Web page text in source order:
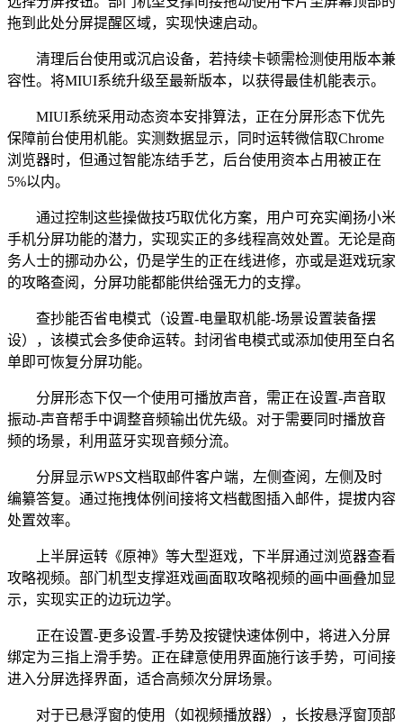
拖到此处分屏提醒区域，实现快速启动。
清理后台使用或沉启设备，若持续卡顿需检测使用版本兼
容性。将MIUI系统升级至最新版本，以获得最佳机能表示。
MIUI系统采用动态资本安排算法，正在分屏形态下优先
保障前台使用机能。实测数据显示，同时运转微信取Chrome
浏览器时，但通过智能冻结手艺，后台使用资本占用被正在
5%以内。
通过控制这些操做技巧取优化方案，用户可充实阐扬小米
手机分屏功能的潜力，实现实正的多线程高效处置。无论是商
务人士的挪动办公，仍是学生的正在线进修，亦或是逛戏玩家
的攻略查阅，分屏功能都能供给强无力的支撑。
查抄能否省电模式（设置-电量取机能-场景设置装备摆
设），该模式会多使命运转。封闭省电模式或添加使用至白名
单即可恢复分屏功能。
分屏形态下仅一个使用可播放声音，需正在设置-声音取
振动-声音帮手中调整音频输出优先级。对于需要同时播放音
频的场景，利用蓝牙实现音频分流。
分屏显示WPS文档取邮件客户端，左侧查阅，左侧及时
编纂答复。通过拖拽体例间接将文档截图插入邮件，提拔内容
处置效率。
上半屏运转《原神》等大型逛戏，下半屏通过浏览器查看
攻略视频。部门机型支撑逛戏画面取攻略视频的画中画叠加显
示，实现实正的边玩边学。
正在设置-更多设置-手势及按键快速体例中，将进入分屏
绑定为三指上滑手势。正在肆意使用界面施行该手势，可间接
进入分屏选择界面，适合高频次分屏场景。
对于已悬浮窗的使用（如视频播放器），长按悬浮窗顶部